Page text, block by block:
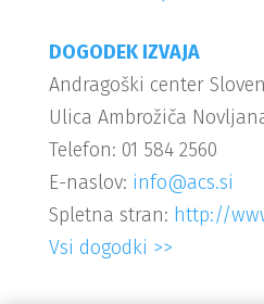
DOGODEK IZVAJA
Andragoški center
Ulica Ambrožiča
Telefon: 01 584 2560
E-naslov: info@acs.si
Spletna stran: http://
Vsi dogodki >>